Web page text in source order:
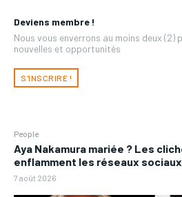
Deviens membre !
Nous vous enverrons au moins deux (2)
nouvelles et opportunités
S'INSCRIRE !
People
Aya Nakamura mariée ? Les
enflamment les réseaux sociaux
7 août 2026